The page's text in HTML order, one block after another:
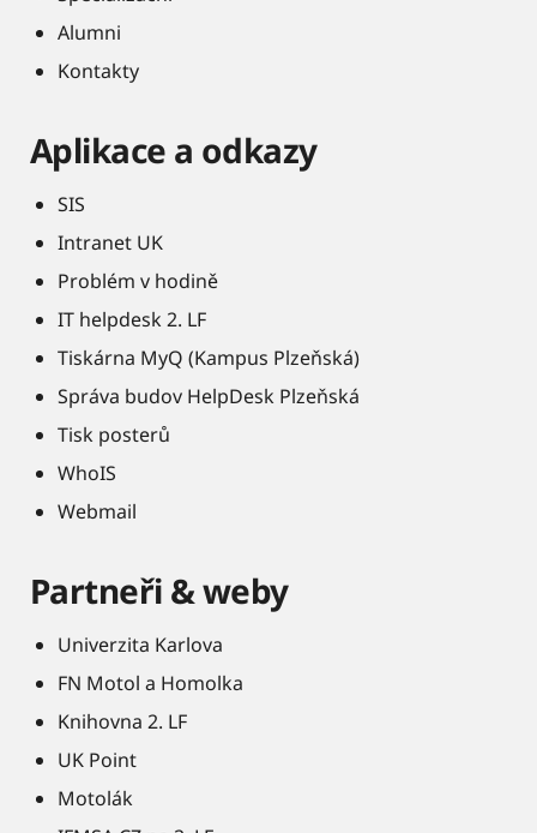
Alumni
Kontakty
Aplikace a odkazy
SIS
Intranet UK
Problém v hodině
IT helpdesk 2. LF
Tiskárna MyQ (Kampus Plzeňská)
Správa budov HelpDesk Plzeňská
Tisk posterů
WhoIS
Webmail
Partneři & weby
Univerzita Karlova
FN Motol a Homolka
Knihovna 2. LF
UK Point
Motolák